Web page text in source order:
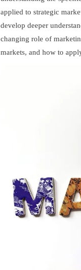
applied to strategic
develop deeper
changing role of
markets, and how to